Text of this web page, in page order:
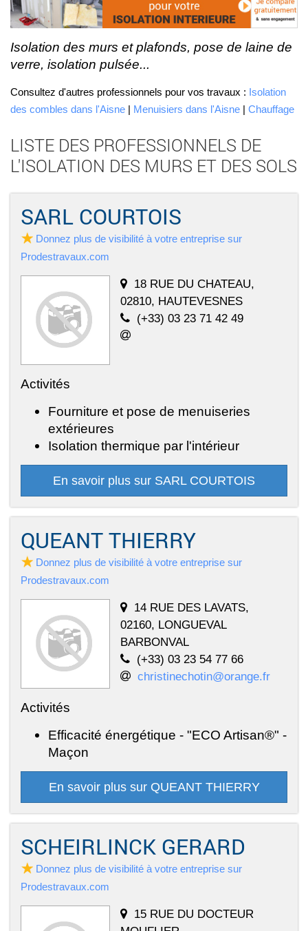
Isolation des murs et plafonds, pose de laine de
verre, isolation pulsée...
Consultez d'autres professionnels pour vos travaux : Isolation
des combles dans l'Aisne
Menuisiers dans l'Aisne Chauffage
LISTE DES PROFESSIONNELS DE
L'ISOLATION DES MURS ET DES SOLS
SARL COURTOIS
Donnez plus de visibilité à votre entreprise sur
Prodestravaux.com
18 RUE DU CHATEAU,
02810, HAUTEVESNES
(+33) 03 23 71 42 49
Activités
Fourniture et pose de menuiseries
extérieures
Isolation thermique par l'intérieur
En savoir plus sur SARL COURTOIS
QUEANT THIERRY
Donnez plus de visibilité à votre entreprise sur
Prodestravaux.com
14 RUE DES LAVATS,
02160, LONGUEVAL
BARBONVAL
(+33) 03 23 54 77 66
christinechotin@orange.fr
Activités
Efficacité énergétique - "ECO Artisan®" -
Maçon
En savoir plus sur QUEANT THIERRY
SCHEIRLINCK GERARD
Donnez plus de visibilité à votre entreprise sur
Prodestravaux.com
15 RUE DU DOCTEUR